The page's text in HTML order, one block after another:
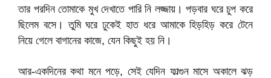
তার পরদিন তোমাকে মুখ দেখাতে পারি নি লজ্জায়। পড়বার ঘরে চুপ করে
ছিলেম বসে। তুমি ঘরে ঢুকেই হাত ধরে আমাকে হিড়হিড় করে টেনে
নিয়ে গেলে বাগানের কাজে, যেন কিছুই হয় নি।
আর-একদিনের কথা মনে পড়ে, সেই যেদিন ফাল্গুন মাসে অকালে ঝড়